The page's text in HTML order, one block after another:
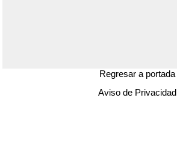
Regresar a portada
Aviso de Privacidad